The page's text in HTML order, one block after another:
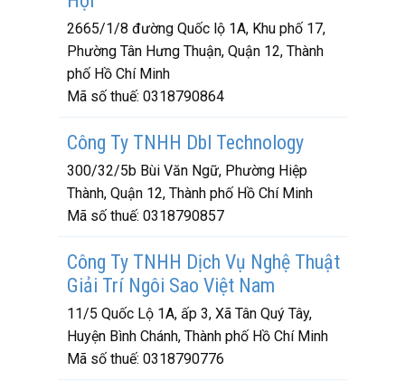
2665/1/8 đường Quốc lộ 1A, Khu phố 17,
Phường Tân Hưng Thuận, Quận 12, Thành
phố Hồ Chí Minh
Mã số thuế: 0318790864
Công Ty TNHH Dbl Technology
300/32/5b Bùi Văn Ngữ, Phường Hiệp
Thành, Quận 12, Thành phố Hồ Chí Minh
Mã số thuế: 0318790857
Công Ty TNHH Dịch Vụ Nghệ Thuật
Giải Trí Ngôi Sao Việt Nam
11/5 Quốc Lộ 1A, ấp 3, Xã Tân Quý Tây,
Huyện Bình Chánh, Thành phố Hồ Chí Minh
Mã số thuế: 0318790776